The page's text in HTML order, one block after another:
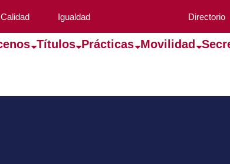
Calidad Igualdad Directorio
Títulos Prácticas Movilidad